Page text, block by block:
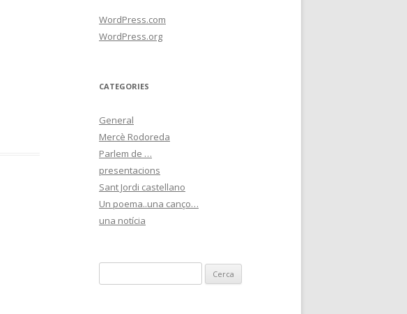
WordPress.com
WordPress.org
CATEGORIES
General
Mercè Rodoreda
Parlem de …
presentacions
Sant Jordi castellano
Un poema..una canço…
una notícia
e